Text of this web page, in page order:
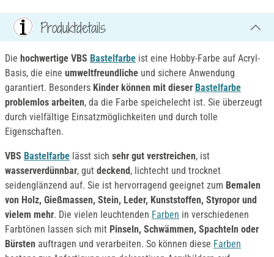
Produktdetails
Die hochwertige VBS Bastelfarbe ist eine Hobby-Farbe auf Acryl-
Basis, die eine umweltfreundliche und sichere Anwendung
garantiert. Besonders Kinder können mit dieser Bastelfarbe
problemlos arbeiten, da die Farbe speichelecht ist. Sie überzeugt
durch vielfältige Einsatzmöglichkeiten und durch tolle
Eigenschaften.
VBS Bastelfarbe lässt sich sehr gut verstreichen, ist
wasserverdünnbar, gut deckend, lichtecht und trocknet
seidenglänzend auf. Sie ist hervorragend geeignet zum Bemalen
von Holz, Gießmassen, Stein, Leder, Kunststoffen, Styropor und
vielem mehr. Die vielen leuchtenden Farben in verschiedenen
Farbtönen lassen sich mit Pinseln, Schwämmen, Spachteln oder
Bürsten auftragen und verarbeiten. So können diese Farben